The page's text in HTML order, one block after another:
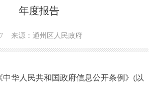
机构职能 政策服务
年度报告
来源：通州区人民政府
人民共和国政府信息公开条例》(以